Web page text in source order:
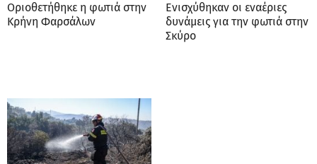
Οριοθετήθηκε η φωτιά στην
Κρήνη Φαρσάλων
Ενισχύθηκαν οι εναέριες
δυνάμεις για την φωτιά στην
Σκύρο